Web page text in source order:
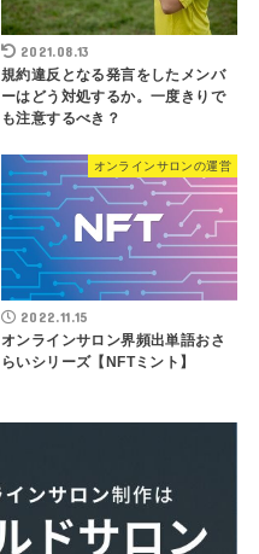
2021.08.13
規約違反となる発言をしたメンバ
ーはどう対処するか。一度きりで
も注意するべき？
オンラインサロンの運営
2022.11.15
オンラインサロン界頻出単語おさ
らいシリーズ【NFTミント】